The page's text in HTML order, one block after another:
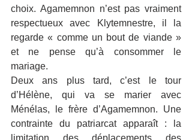
choix. Agamemnon n’est pas vraiment
respectueux avec Klytemnestre, il la
regarde « comme un bout de viande »
et ne pense qu’à consommer le
mariage.
Deux ans plus tard, c’est le tour
d’Hélène, qui va se marier avec
Ménélas, le frère d’Agamemnon. Une
contrainte du patriarcat apparaît : la
limitation des déplacements des